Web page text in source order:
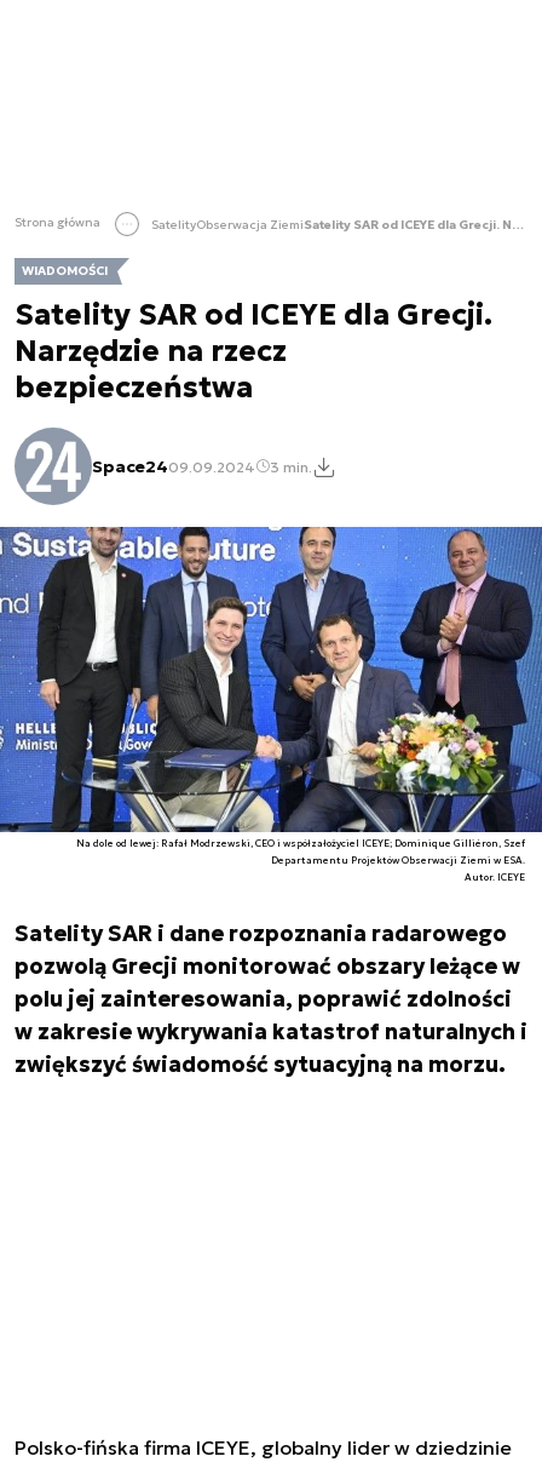
Strona główna SatelityObserwacja Ziemi Satelity SAR od ICEYE dla Grecji. Narzędzie na rzecz bezpieczeństwa
WIADOMOŚCI
Satelity SAR od ICEYE dla Grecji.
Narzędzie na rzecz
bezpieczeństwa
Space2409.09.2024 3 min.
Na dole od lewej: Rafał Modrzewski, CEO i współzałożyciel ICEYE; Dominique Gilliéron, Szef
Departamentu Projektów Obserwacji Ziemi w ESA.
Autor. ICEYE
Satelity SAR i dane rozpoznania radarowego
pozwolą Grecji monitorować obszary leżące w
polu jej zainteresowania, poprawić zdolności
w zakresie wykrywania katastrof naturalnych i
zwiększyć świadomość sytuacyjną na morzu.
Polsko-fińska firma ICEYE, globalny lider w dziedzinie